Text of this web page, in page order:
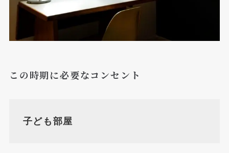
この時期に必要なコンセント
子ども部屋